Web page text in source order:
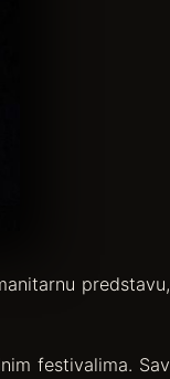
predstavu,
festivalima. Sav